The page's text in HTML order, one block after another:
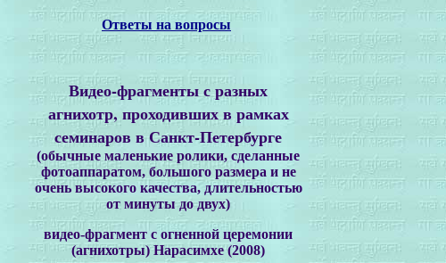
Ответы на вопросы
Видео-фрагменты с разных
агнихотр, проходивших в рамках
семинаров в Санкт-Петербурге
(обычные маленькие ролики, сделанные
фотоаппаратом, большого размера и не
очень высокого качества, длительностью
от минуты до двух)
видео-фрагмент с огненной церемонии
(агнихотры) Нарасимхе (2008)